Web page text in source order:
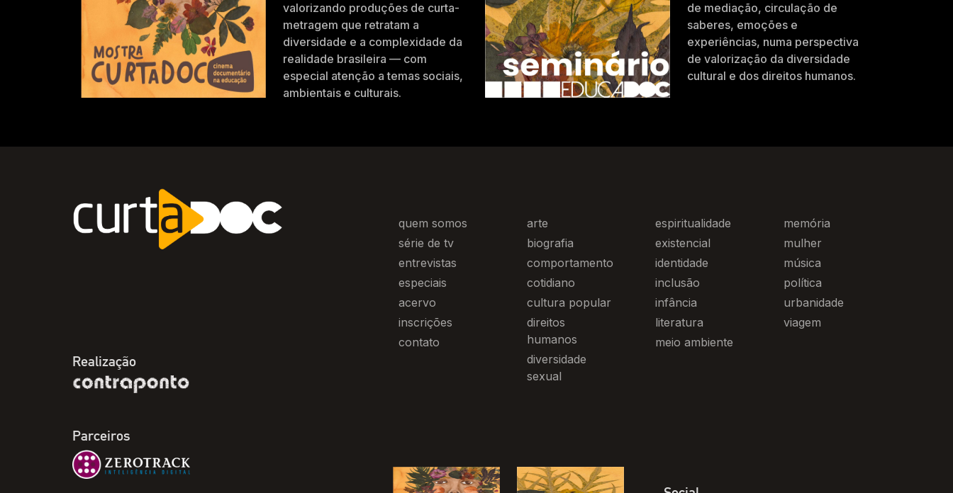
valorizando produções de curta-
metragem que retratam a
diversidade e a complexidade da
realidade brasileira — com
especial atenção a temas sociais,
ambientais e culturais.
de mediação, circulação de
saberes, emoções e
experiências, numa perspectiva
de valorização da diversidade
cultural e dos direitos humanos.
Realização
Parceiros
quem somos
série de tv
entrevistas
especiais
acervo
inscrições
contato
arte
biografia
comportamento
cotidiano
cultura popular
direitos
humanos
diversidade
sexual
espiritualidade
existencial
identidade
inclusão
infância
literatura
meio ambiente
memória
mulher
música
política
urbanidade
viagem